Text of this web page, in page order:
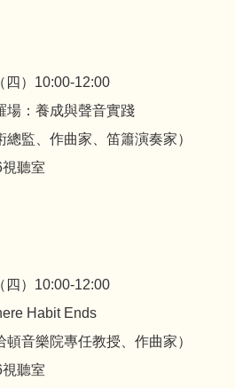
四）10:00-12:00
場：養成與聲音實踐
監、作曲家、笛簫演奏家）
聽室
四）10:00-12:00
Habit Ends
音樂院專任教授、作曲家）
聽室